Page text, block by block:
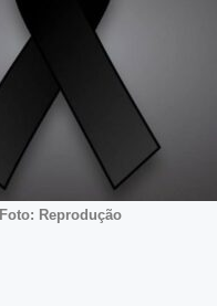
Foto: Reprodução